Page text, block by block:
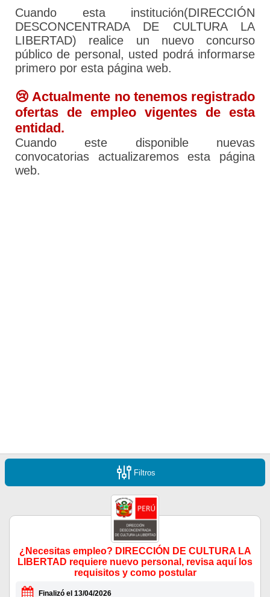
Cuando esta institución(DIRECCIÓN
DESCONCENTRADA DE CULTURA LA
LIBERTAD) realice un nuevo concurso
público de personal, usted podrá informarse
primero por esta página web.
😢 Actualmente no tenemos registrado
ofertas de empleo vigentes de esta
entidad.
Cuando este disponible nuevas
convocatorias actualizaremos esta página
web.
Filtros
¿Necesitas empleo? DIRECCIÓN DE CULTURA LA
LIBERTAD requiere nuevo personal, revisa aquí los
requisitos y como postular
Finalizó el 13/04/2026